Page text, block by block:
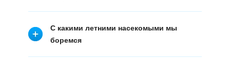
С какими летними насекомыми мы
боремся